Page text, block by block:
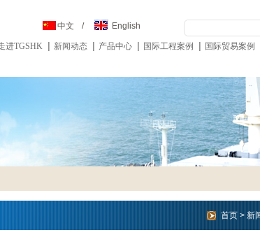
中文 / English
进TGSHK 新闻动态 产品中心 国际工程案例 国际贸易案例
首页 > 新